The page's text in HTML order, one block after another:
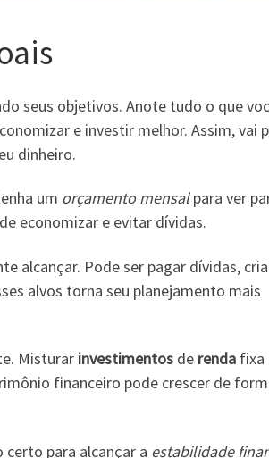
seus objetivos. Anote tudo o que
e investir melhor. Assim, vai
dinheiro.
um orçamento mensalpara ver
economizar e evitar dívidas.
alcançar. Pode ser pagar dívidas,
alvos torna seu planejamento mais
Misturar investimentos de renda fixa
financeiro pode crescer de
certo para alcançar a estabilidade